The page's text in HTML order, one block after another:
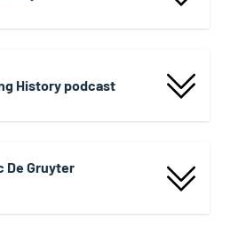
History podcast
De Gruyter